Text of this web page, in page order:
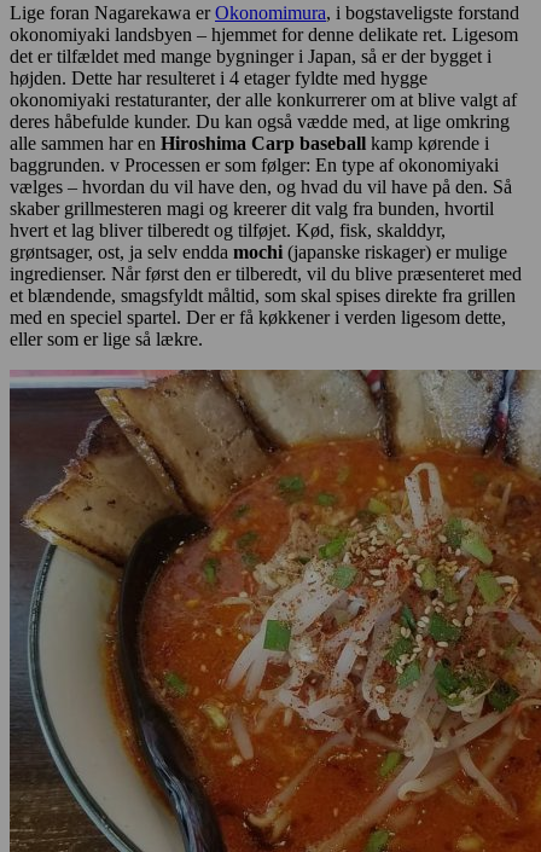
Lige foran Nagarekawa erOkonomimura, i bogstaveligste forstand
okonomiyaki landsbyen – hjemmet for denne delikate ret. Ligesom
det er tilfældet med mange bygninger i Japan, så er der bygget i
højden. Dette har resulteret i 4 etager fyldte med hygge
okonomiyaki restaturanter, der alle konkurrerer om at blive valgt af
deres håbefulde kunder. Du kan også vædde med, at lige omkring
alle sammen har en Hiroshima Carp baseball kamp kørende i
baggrunden. v Processen er som følger: En type af okonomiyaki
vælges – hvordan du vil have den, og hvad du vil have på den. Så
skaber grillmesteren magi og kreerer dit valg fra bunden, hvortil
hvert et lag bliver tilberedt og tilføjet. Kød, fisk, skalddyr,
grøntsager, ost, ja selv endda mochi (japanske riskager) er mulige
ingredienser. Når først den er tilberedt, vil du blive præsenteret med
et blændende, smagsfyldt måltid, som skal spises direkte fra grillen
med en speciel spartel. Der er få køkkener i verden ligesom dette,
eller som er lige så lækre.